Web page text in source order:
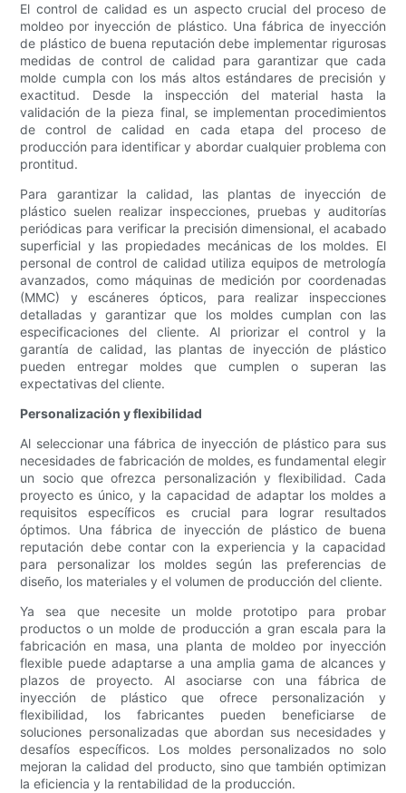
El control de calidad es un aspecto crucial del proceso de
moldeo por inyección de plástico. Una fábrica de inyección
de plástico de buena reputación debe implementar rigurosas
medidas de control de calidad para garantizar que cada
molde cumpla con los más altos estándares de precisión y
exactitud. Desde la inspección del material hasta la
validación de la pieza final, se implementan procedimientos
de control de calidad en cada etapa del proceso de
producción para identificar y abordar cualquier problema con
prontitud.
Para garantizar la calidad, las plantas de inyección de
plástico suelen realizar inspecciones, pruebas y auditorías
periódicas para verificar la precisión dimensional, el acabado
superficial y las propiedades mecánicas de los moldes. El
personal de control de calidad utiliza equipos de metrología
avanzados, como máquinas de medición por coordenadas
(MMC) y escáneres ópticos, para realizar inspecciones
detalladas y garantizar que los moldes cumplan con las
especificaciones del cliente. Al priorizar el control y la
garantía de calidad, las plantas de inyección de plástico
pueden entregar moldes que cumplen o superan las
expectativas del cliente.
Personalización y flexibilidad
Al seleccionar una fábrica de inyección de plástico para sus
necesidades de fabricación de moldes, es fundamental elegir
un socio que ofrezca personalización y flexibilidad. Cada
proyecto es único, y la capacidad de adaptar los moldes a
requisitos específicos es crucial para lograr resultados
óptimos. Una fábrica de inyección de plástico de buena
reputación debe contar con la experiencia y la capacidad
para personalizar los moldes según las preferencias de
diseño, los materiales y el volumen de producción del cliente.
Ya sea que necesite un molde prototipo para probar
productos o un molde de producción a gran escala para la
fabricación en masa, una planta de moldeo por inyección
flexible puede adaptarse a una amplia gama de alcances y
plazos de proyecto. Al asociarse con una fábrica de
inyección de plástico que ofrece personalización y
flexibilidad, los fabricantes pueden beneficiarse de
soluciones personalizadas que abordan sus necesidades y
desafíos específicos. Los moldes personalizados no solo
mejoran la calidad del producto, sino que también optimizan
la eficiencia y la rentabilidad de la producción.